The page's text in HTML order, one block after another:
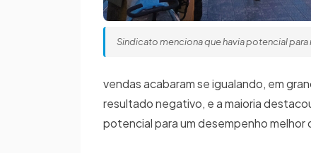
Sindicato menciona que havia potencial para
vendas acabaram se igualando, em
resultado negativo, e a maioria
potencial para um desempenho